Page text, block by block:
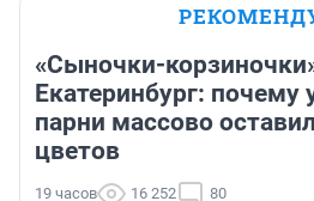
«Сыночки-
Екатеринбург: почему
парни массово
цветов
19 часов 16 252 80